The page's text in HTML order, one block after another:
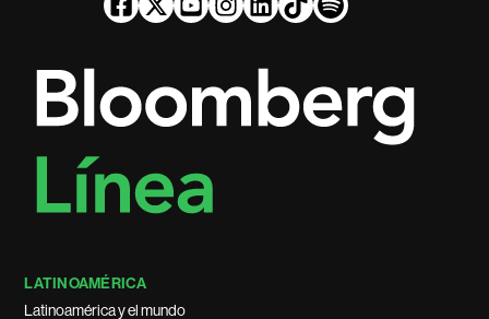
LATINOAMÉRICA
Latinoamérica y el mundo